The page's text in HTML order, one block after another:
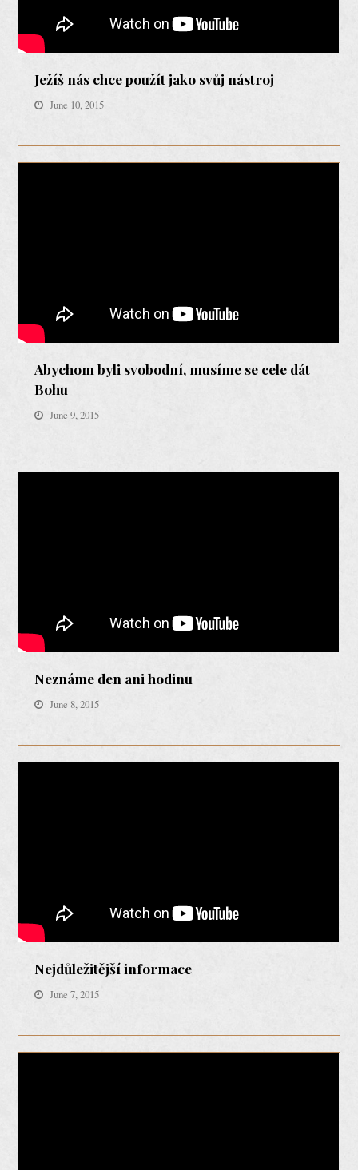
Ježíš nás chce použít jako svůj nástroj
June 10, 2015
Abychom byli svobodní, musíme se cele dát
Bohu
June 9, 2015
Neznáme den ani hodinu
June 8, 2015
Nejdůležitější informace
June 7, 2015